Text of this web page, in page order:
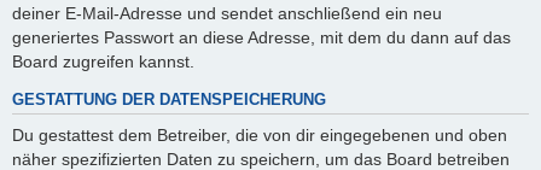
deiner E-Mail-Adresse und sendet anschließend ein neu
generiertes Passwort an diese Adresse, mit dem du dann auf das
Board zugreifen kannst.
GESTATTUNG DER DATENSPEICHERUNG
Du gestattest dem Betreiber, die von dir eingegebenen und oben
näher spezifizierten Daten zu speichern, um das Board betreiben